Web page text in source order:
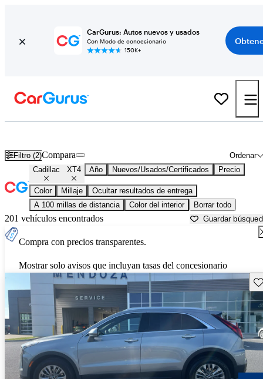
CarGurus: Autos nuevos y usados
Con Modo de concesionario
150K+
Filtro (2) Ordenar
Compara
Cadillac XT4 Año Nuevos/Usados/Certificados Precio
Color Millaje
Ocultar resultados de entrega
A 100 millas de distancia
Color del interior Borrar todo
201 vehículos encontrados Guardar
Compra con precios transparentes.
Mostrar solo avisos que incluyan tasas del concesionario